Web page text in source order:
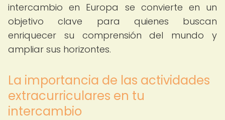
intercambio en Europa se convierte en un
objetivo clave para quienes buscan
enriquecer su comprensión del mundo y
ampliar sus horizontes.
La importancia de las actividades
extracurriculares en tu
intercambio